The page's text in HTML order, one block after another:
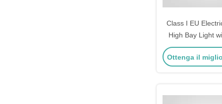
Class I EU
High Bay Light
Alloy Lamp
Multiple
Ottenga il